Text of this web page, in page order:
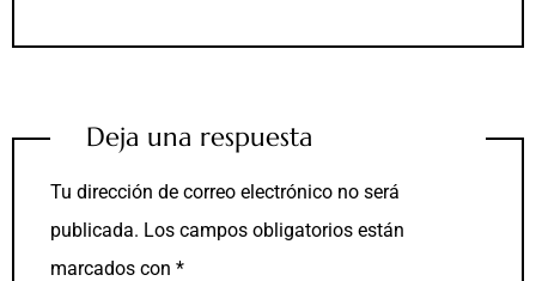
Deja una respuesta
Tu dirección de correo electrónico no será
publicada. Los campos obligatorios están
marcados con *